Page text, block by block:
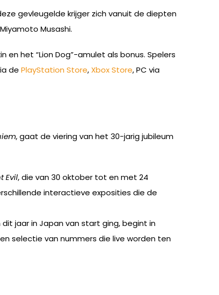
gevleugelde krijger zich vanuit de diepten
Musashi.
het “Lion Dog”-amulet als bonus. Spelers
de PlayStation Store, Xbox Store, PC via
, gaat de viering van het 30-jarig jubileum
Evil, die van 30 oktober tot en met 24
interactieve exposities die de
jaar in Japan van start ging, begint in
selectie van nummers die live worden ten